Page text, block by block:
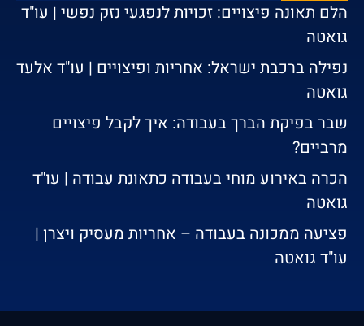
הלם תאונה פיצויים: זכויות לנפגעי נזק נפשי | עו"ד
גואטה
נפילה ברכבת ישראל: אחריות ופיצויים | עו"ד אלעד
גואטה
שבר בפיקת הברך בעבודה: איך לקבל פיצויים
מרביים?
הכרה באירוע מוחי בעבודה כתאונת עבודה | עו"ד
גואטה
פציעה ממכונה בעבודה – אחריות מעסיק ויצרן |
עו"ד גואטה